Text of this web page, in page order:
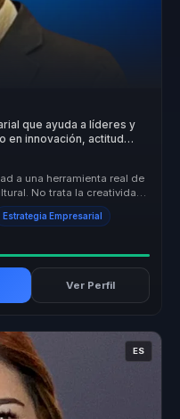
que ayuda a líderes y
en innovación, actitud
a una herramienta real de
No trata la creatividad
Estrategia Empresarial
Ver Perfil
ES